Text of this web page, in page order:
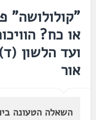
או כח?
ועד הלשון
אור
השאלה הטעונה